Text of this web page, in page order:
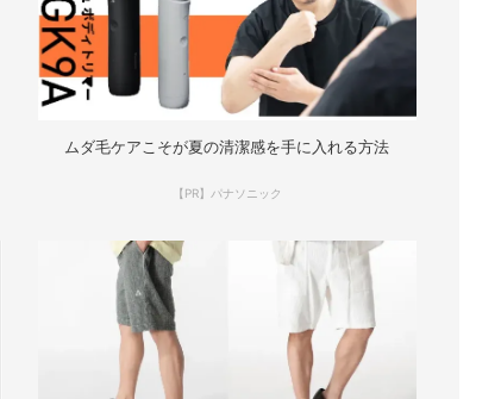
ムダ毛ケアこそが夏の清潔感を手に入れる方法
【PR】パナソニック